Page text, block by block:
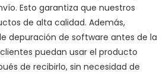
Esto garantiza que nuestros
de alta calidad. Además,
depuración de software antes de la
puedan usar el producto
de recibirlo, sin necesidad de